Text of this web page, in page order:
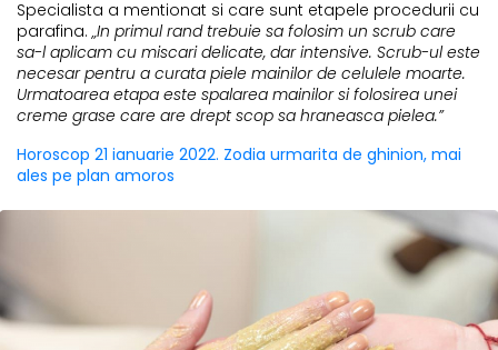
Specialista a mentionat si care sunt etapele procedurii cu
parafina. „In primul rand trebuie sa folosim un scrub care
sa-l aplicam cu miscari delicate, dar intensive. Scrub-ul este
necesar pentru a curata piele mainilor de celulele moarte.
Urmatoarea etapa este spalarea mainilor si folosirea unei
creme grase care are drept scop sa hraneasca pielea.”
Horoscop 21 ianuarie 2022. Zodia urmarita de ghinion, mai
ales pe plan amoros